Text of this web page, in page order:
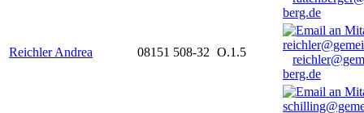
berg.de
Reichler Andrea 08151 508-32 O.1.5
berg.de